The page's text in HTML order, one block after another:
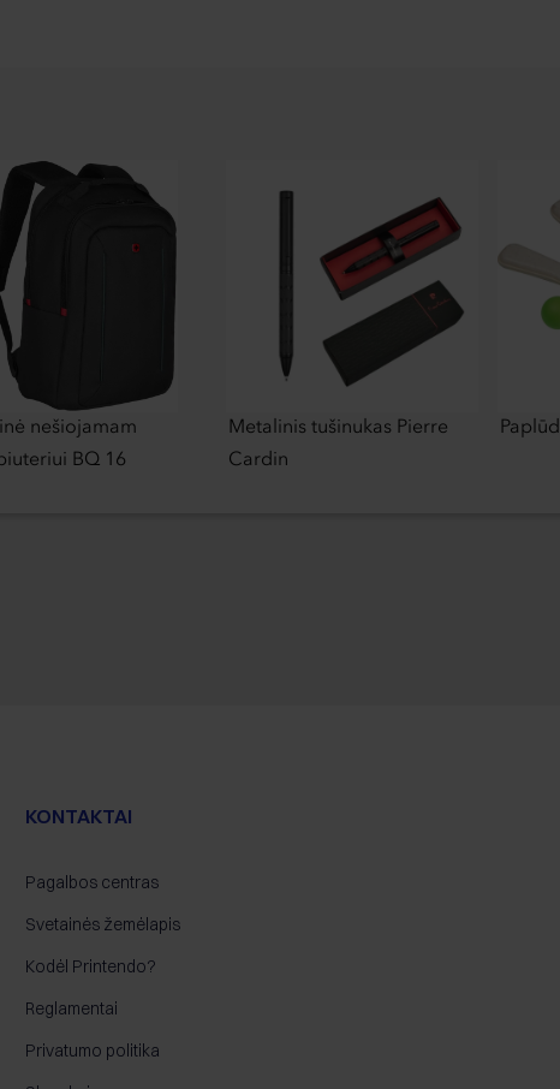
nešiojamam
BQ 16
Metalinis tušinukas Pierre
Cardin
KONTAKTAI
Pagalbos centras
Svetainės žemėlapis
Kodėl Printendo?
Reglamentai
Privatumo politika